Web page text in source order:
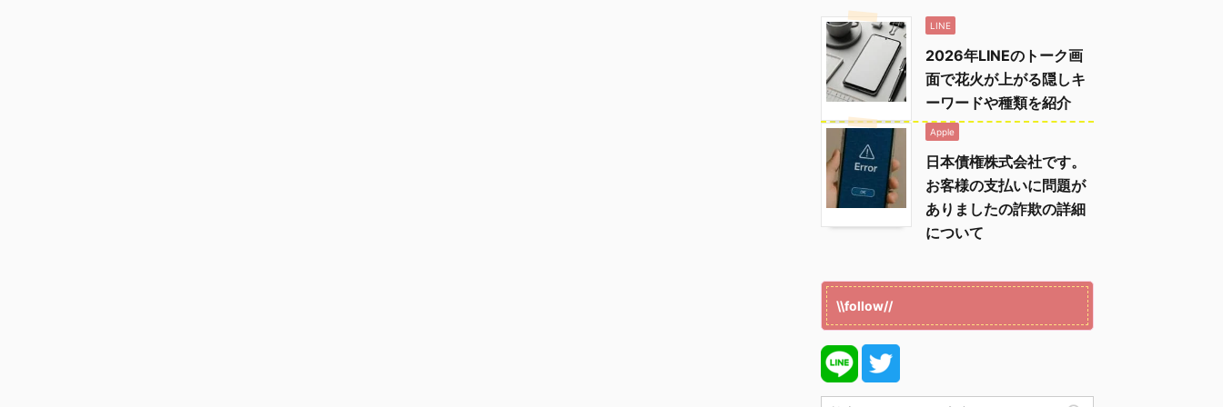
LINE
2026年LINEのトーク画
面で花火が上がる隠しキ
ーワードや種類を紹介
Apple
日本債権株式会社です。
お客様の支払いに問題が
ありましたの詐欺の詳細
について
\\follow//